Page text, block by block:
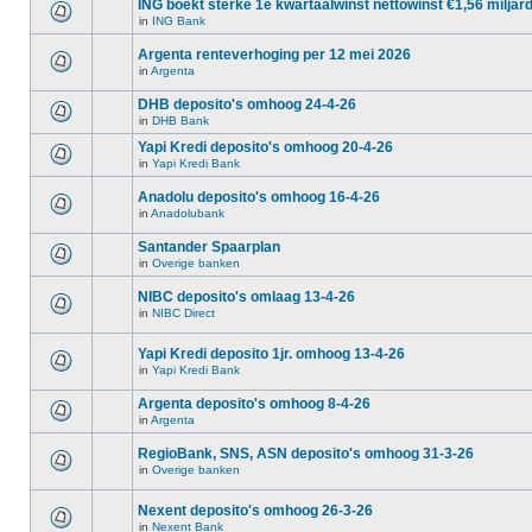
ING boekt sterke 1e kwartaalwinst nettowinst €1,56 miljard
in ING Bank
Argenta renteverhoging per 12 mei 2026
in Argenta
DHB deposito's omhoog 24-4-26
in DHB Bank
Yapi Kredi deposito's omhoog 20-4-26
in Yapi Kredi Bank
Anadolu deposito's omhoog 16-4-26
in Anadolubank
Santander Spaarplan
in Overige banken
NIBC deposito's omlaag 13-4-26
in NIBC Direct
Yapi Kredi deposito 1jr. omhoog 13-4-26
in Yapi Kredi Bank
Argenta deposito's omhoog 8-4-26
in Argenta
RegioBank, SNS, ASN deposito's omhoog 31-3-26
in Overige banken
Nexent deposito's omhoog 26-3-26
in Nexent Bank